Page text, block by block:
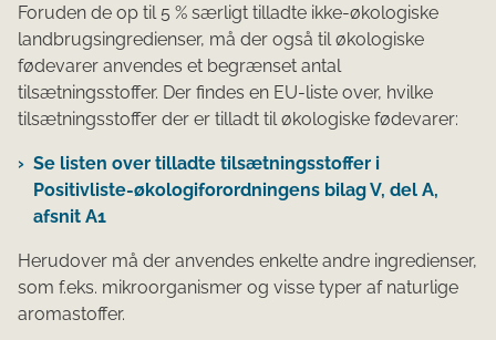
Foruden de op til 5 % særligt tilladte ikke-økologiske
landbrugsingredienser, må der også til økologiske
fødevarer anvendes et begrænset antal
tilsætningsstoffer. Der findes en EU-liste over, hvilke
tilsætningsstoffer der er tilladt til økologiske fødevarer:
Se listen over tilladte tilsætningsstoffer i
Positivliste-økologiforordningens bilag V, del A,
afsnit A1
Herudover må der anvendes enkelte andre ingredienser,
som f.eks. mikroorganismer og visse typer af naturlige
aromastoffer.